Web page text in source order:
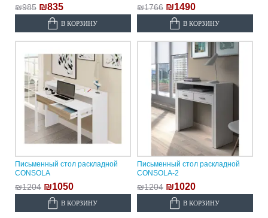
₪985 ₪835
В КОРЗИНУ
₪1766 ₪1490
В КОРЗИНУ
Письменный стол раскладной
CONSOLA
₪1204 ₪1050
В КОРЗИНУ
Письменный стол раскладной
CONSOLA-2
₪1204 ₪1020
В КОРЗИНУ